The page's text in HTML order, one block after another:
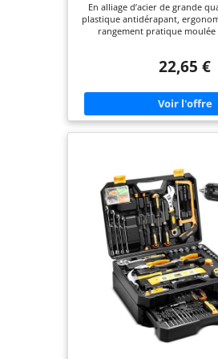
En alliage d’acier de grande
plastique antidérapant,
rangement pratique moulée
Avertissement : Portez des
ou autres marteaux lorsque
marteau à main
22,65 €